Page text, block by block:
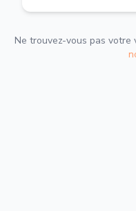
Ne trouvez-vous pas votre